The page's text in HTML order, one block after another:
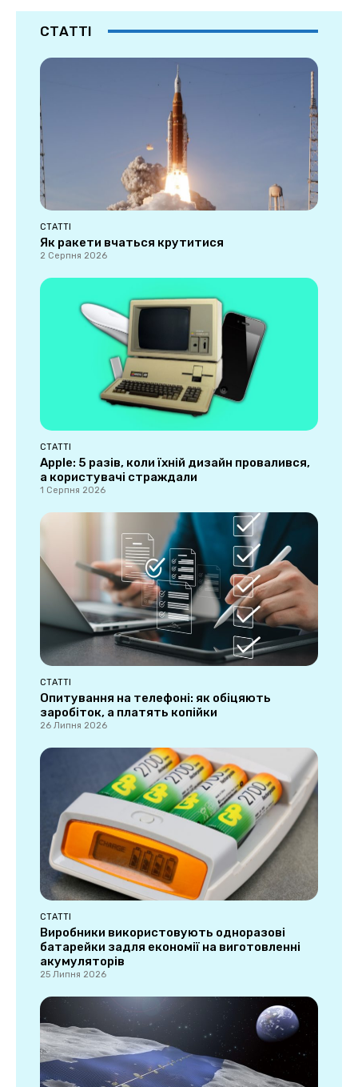
СТАТТІ
СТАТТІ
Як ракети вчаться крутитися
2 Серпня 2026
СТАТТІ
Apple: 5 разів, коли їхній дизайн провалився,
а користувачі страждали
1 Серпня 2026
СТАТТІ
Опитування на телефоні: як обіцяють
заробіток, а платять копійки
26 Липня 2026
СТАТТІ
Виробники використовують одноразові
батарейки задля економії на виготовленні
акумуляторів
25 Липня 2026